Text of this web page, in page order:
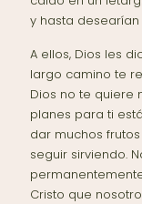
y hasta
A ellos, Dios les
largo camino te
Dios no te quiere
planes para ti
dar muchos
seguir sirviendo.
Cristo que